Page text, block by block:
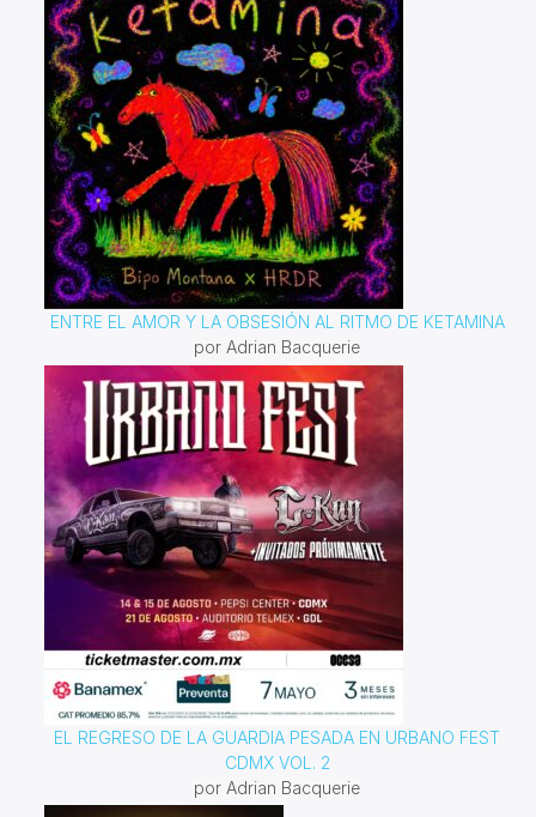
ENTRE EL AMOR Y LA OBSESIÓN AL RITMO DE KETAMINA
por Adrian Bacquerie
EL REGRESO DE LA GUARDIA PESADA EN URBANO FEST
CDMX VOL. 2
por Adrian Bacquerie